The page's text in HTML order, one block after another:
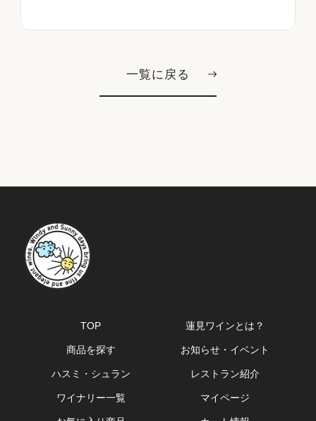
一覧に戻る
TOP 蓮見ワインとは？
商品を探す お知らせ・イベント
ハスミ・シュラン レストラン紹介
ワイナリー一覧 マイページ